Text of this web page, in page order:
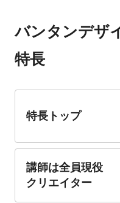
バンタンデザ
特長
特長トップ
講師は全員現役
クリエイター